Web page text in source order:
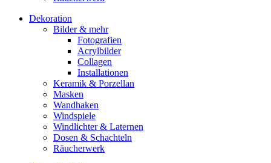
Dekoration
Bilder & mehr
Fotografien
Acrylbilder
Collagen
Installationen
Keramik & Porzellan
Masken
Wandhaken
Windspiele
Windlichter & Laternen
Dosen & Schachteln
Räucherwerk